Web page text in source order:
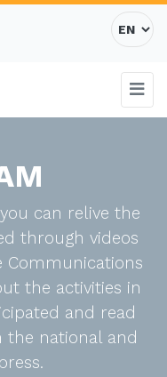
can relive the
through videos
Communications
the activities in
and read
the national and